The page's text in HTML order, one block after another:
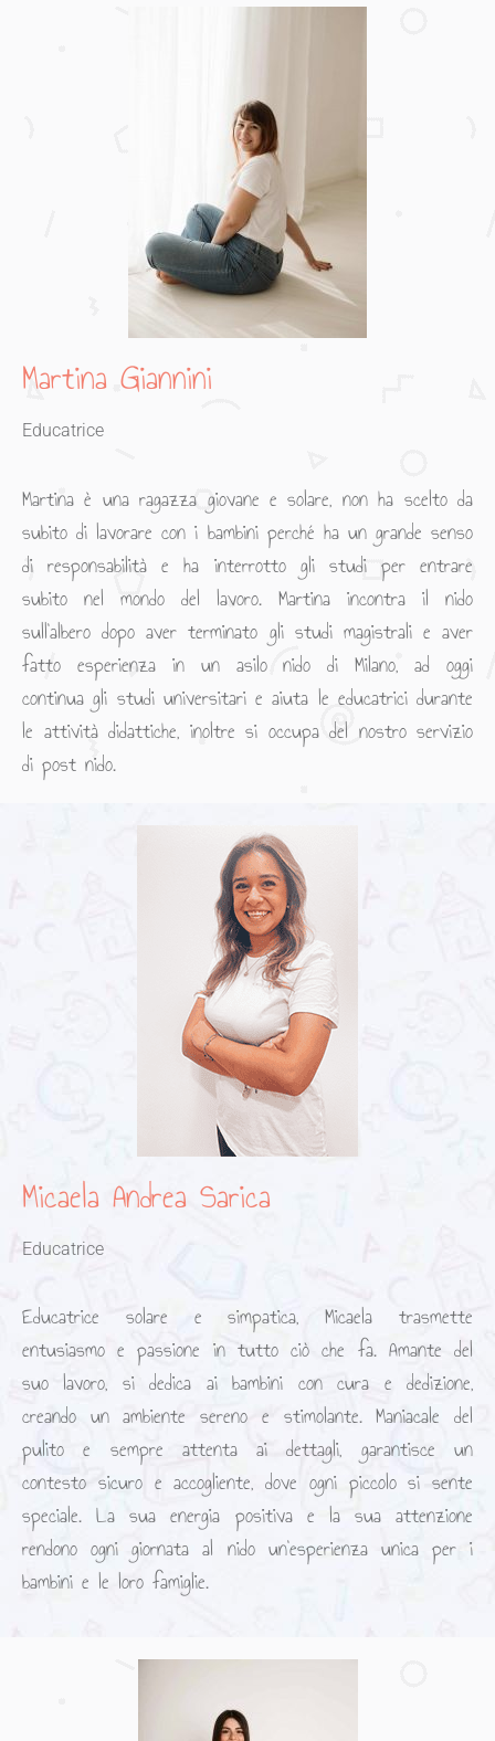
Martina Giannini
Educatrice
Martina è una ragazza giovane e solare, non ha scelto da
subito di lavorare con i bambini perché ha un grande senso
di responsabilità e ha interrotto gli studi per entrare
subito nel mondo del lavoro. Martina incontra il nido
sull’albero dopo aver terminato gli studi magistrali e aver
fatto esperienza in un asilo nido di Milano, ad oggi
continua gli studi universitari e aiuta le educatrici durante
le attività didattiche, inoltre si occupa del nostro servizio
di post nido.
Micaela Andrea Sarica
Educatrice
Educatrice solare e simpatica, Micaela trasmette
entusiasmo e passione in tutto ciò che fa. Amante del
suo lavoro, si dedica ai bambini con cura e dedizione,
creando un ambiente sereno e stimolante. Maniacale del
pulito e sempre attenta ai dettagli, garantisce un
contesto sicuro e accogliente, dove ogni piccolo si sente
speciale. La sua energia positiva e la sua attenzione
rendono ogni giornata al nido un’esperienza unica per i
bambini e le loro famiglie.